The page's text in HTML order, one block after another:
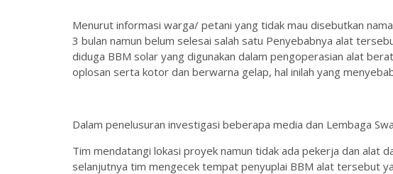
Menurut informasi warga/ petani yang tidak mau disebutkan
3 bulan namun belum selesai salah satu Penyebabnya alat
diduga BBM solar yang digunakan dalam pengoperasian alat
oplosan serta kotor dan berwarna gelap, hal inilah yang
Dalam penelusuran investigasi beberapa media dan Lembaga
Tim mendatangi lokasi proyek namun tidak ada pekerja dan alat
selanjutnya tim mengecek tempat penyuplai BBM alat tersebut